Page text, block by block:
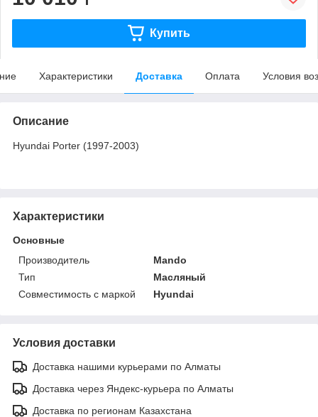
Купить
Характеристики Доставка Оплата Условия
Описание
Hyundai Porter (1997-2003)
Характеристики
Основные
Производитель
Mando
Тип
Масляный
Совместимость с маркой
Hyundai
Условия доставки
Доставка нашими курьерами по Алматы
Доставка через Яндекс-курьера по Алматы
Доставка по регионам Казахстана